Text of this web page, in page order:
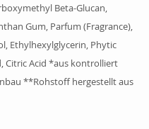
Beta-Glucan,
Gum, Parfum (Fragrance),
Ethylhexylglycerin, Phytic
Citric Acid *aus kontrolliert
**Rohstoff hergestellt aus